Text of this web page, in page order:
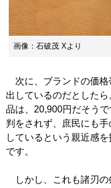
画像：石破茂 Xより
次に、ブランドの価格
出しているのだとした
品は、20,900円だそう
判をされず、庶民にも
しているという親近感
です。
しかし、これも諸刃の